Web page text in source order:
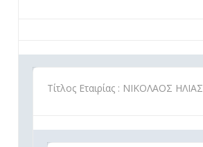
Τίτλος Εταιρίας : ΝΙΚΟΛΑΟΣ ΗΛΙΑΣ